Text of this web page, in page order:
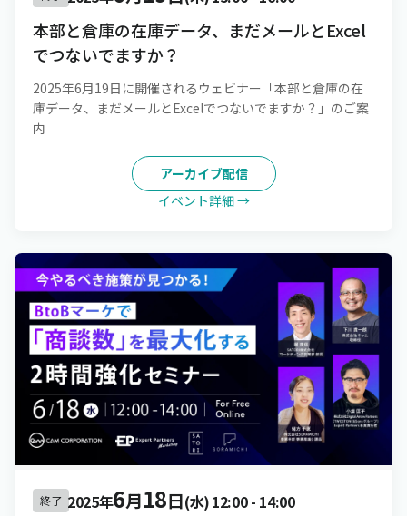
本部と倉庫の在庫データ、まだメールとExcel
でつないでますか？
2025年6月19日に開催されるウェビナー「本部と倉庫の在
庫データ、まだメールとExcelでつないでますか？」のご案
内
アーカイブ配信
イベント詳細 →
終了 2025年6月18日(水)12:00- 14:00